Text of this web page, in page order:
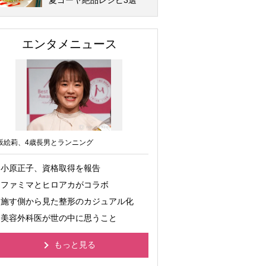
エンタメニュース
絵莉、4歳長男とランニング
小原正子、資格取得を報告
ファミマとヒロアカがコラボ
施す側から見た整形のカジュアル化
美容外科医が世の中に思うこと
もっと見る